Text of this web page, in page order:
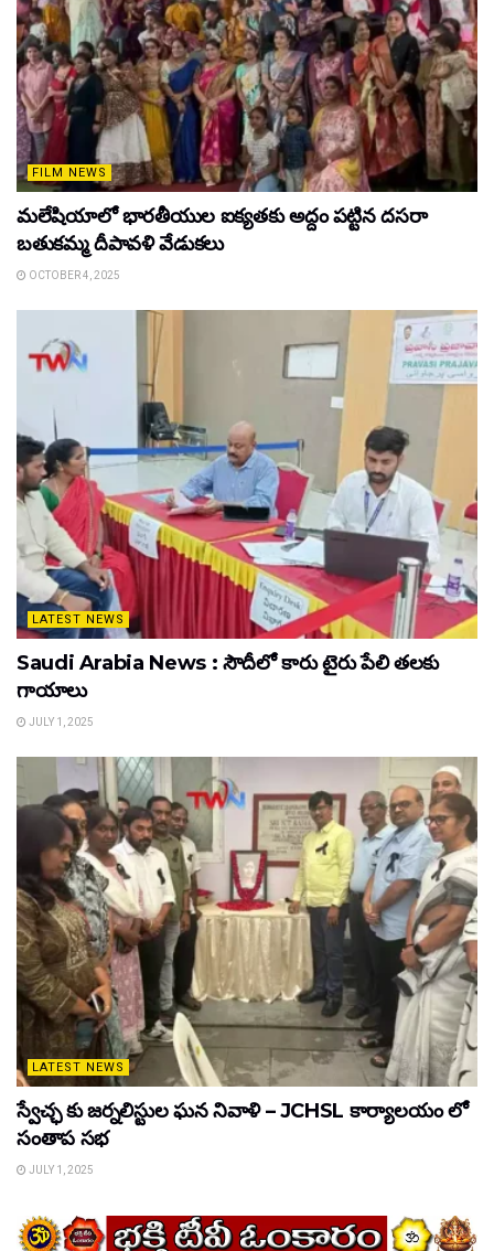
FILM NEWS
మలేషియాలో భారతీయుల ఐక్యతకు అద్దం పట్టిన దసరా
బతుకమ్మ దీపావళి వేడుకలు
OCTOBER 4, 2025
LATEST NEWS
Saudi Arabia News : సౌదీలో కారు టైరు పేలి తలకు
గాయాలు
JULY 1, 2025
LATEST NEWS
స్వేచ్ఛ కు జర్నలిస్టుల ఘన నివాళి – JCHSL కార్యాలయం లో
సంతాప సభ
JULY 1, 2025